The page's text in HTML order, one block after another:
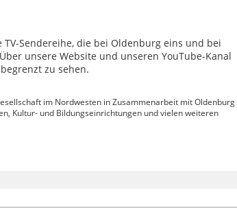
Sendereihe, die bei Oldenburg eins und bei
unsere Website und unseren YouTube-Kanal
zu sehen.
im Nordwesten in Zusammenarbeit mit Oldenburg
Kultur- und Bildungseinrichtungen und vielen weiteren